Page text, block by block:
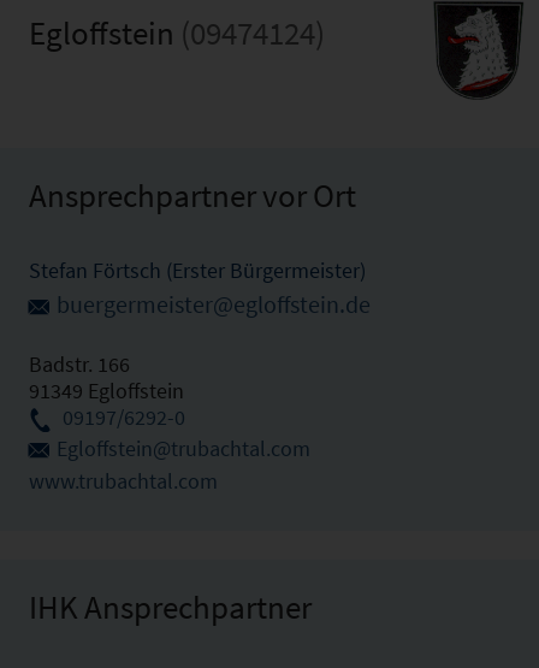
Egloffstein (09474124)
Ansprechpartner vor Ort
Stefan Förtsch (Erster Bürgermeister)
buergermeister@egloffstein.de
Badstr. 166
91349 Egloffstein
09197/6292-0
Egloffstein@trubachtal.com
www.trubachtal.com
IHK Ansprechpartner